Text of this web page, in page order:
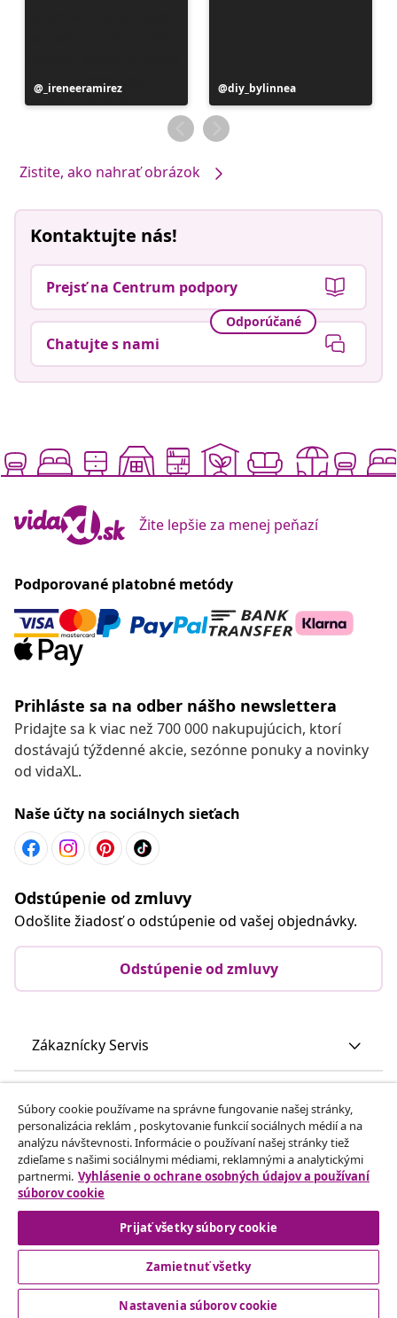
Príspevok
zverejnil
_ireneeramirez
Príspevok
zverejnil
diy_bylinnea
Zistite, ako nahrať obrázok
Kontaktujte nás!
Prejsť na Centrum podpory
Odporúčané
Chatujte s nami
Žite lepšie za menej peňazí
Podporované platobné metódy
Prihláste sa na odber nášho newslettera
Pridajte sa k viac než 700 000 nakupujúcich, ktorí
dostávajú týždenné akcie, sezónne ponuky a novinky
od vidaXL.
Naše účty na sociálnych sieťach
Odstúpenie od zmluvy
Odošlite žiadosť o odstúpenie od vašej objednávky.
Odstúpenie od zmluvy
Zákaznícky Servis
vidaXL
Nájdite viac
Súbory cookie používame na správne fungovanie našej stránky,
personalizácia reklám , poskytovanie funkcií sociálnych médií a na
analýzu návštevnosti. Informácie o používaní našej stránky tiež
zdieľame s našimi sociálnymi médiami, reklamnými a analytickými
partnermi. Vyhlásenie o ochrane osobných údajov a používaní
súborov cookie
Prijať všetky súbory cookie
Zamietnuť všetky
Nastavenia súborov cookie